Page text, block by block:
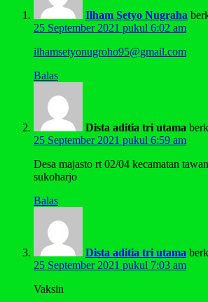
Ilham Setyo Nugraha
25 September 2021 pukul 6:02 am
ilhamsetyonugroho95@gmail.com
Balas
Dista aditia tri utama
25 September 2021 pukul 6:59 am
Desa majasto rt 02/04 kecamatan
sukoharjo
Balas
Dista aditia tri utama
25 September 2021 pukul 7:03 am
Vaksin